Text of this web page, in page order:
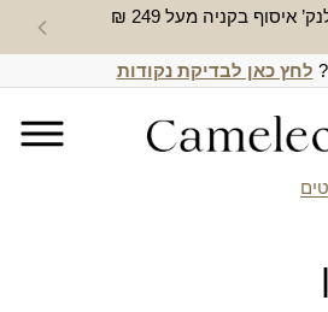
איסוף בקניה מעל 249 ₪ חדש
לחץ כאן לבדיקת נקודות